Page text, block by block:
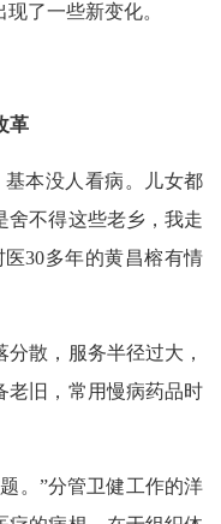
了一些新变化。
革
本没人看病。儿女都
舍不得这些老乡，我走
30多年的黄昌榕有情
，服务半径过大，
老旧，常用慢病药品时
。”分管卫健工作的洋